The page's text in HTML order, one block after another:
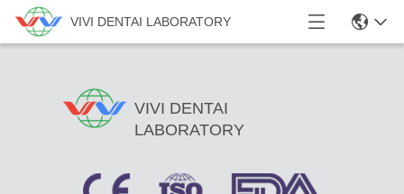
VIVI DENTAI LABORATORY
VIVI DENTAI
LABORATORY